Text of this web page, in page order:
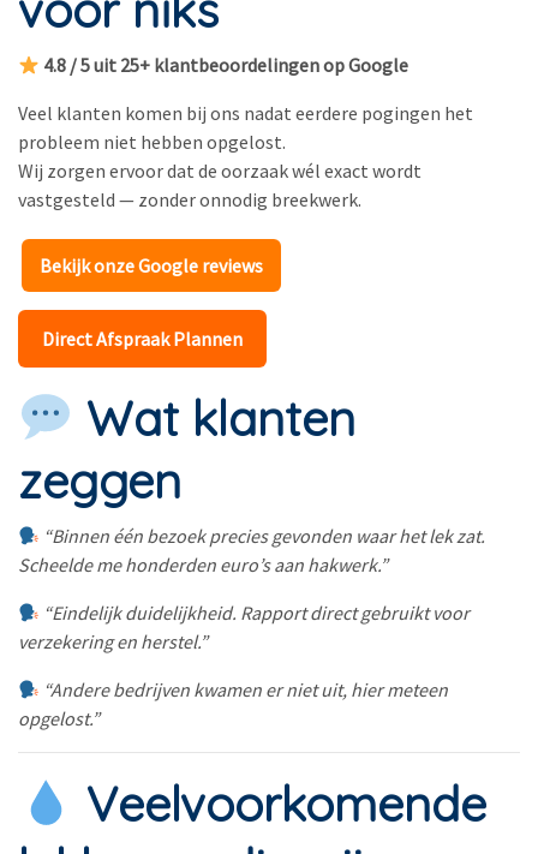
4.8 / 5 uit 25+ klantbeoordelingen op Google
Veel klanten komen bij ons nadat eerdere pogingen het
probleem niet hebben opgelost.
Wij zorgen ervoor dat de oorzaak wél exact wordt
vastgesteld — zonder onnodig breekwerk.
Bekijk onze Google reviews
Direct Afspraak Plannen
Wat klanten
zeggen
“Binnen één bezoek precies gevonden waar het lek zat.
Scheelde me honderden euro’s aan hakwerk.”
“Eindelijk duidelijkheid. Rapport direct gebruikt voor
verzekering en herstel.”
“Andere bedrijven kwamen er niet uit, hier meteen
opgelost.”
Veelvoorkomende